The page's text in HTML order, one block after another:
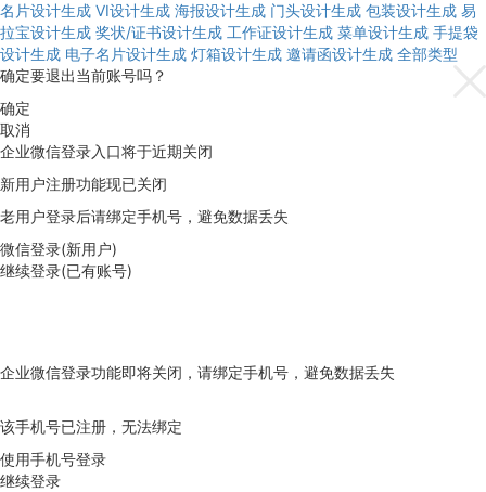
名片设计生成 VI设计生成 海报设计生成 门头设计生成 包装设计生成 易
拉宝设计生成 奖状/证书设计生成 工作证设计生成 菜单设计生成 手提袋
设计生成 电子名片设计生成 灯箱设计生成 邀请函设计生成 全部类型
确定要退出当前账号吗？
确定
取消
企业微信登录入口将于近期关闭
新用户注册功能现已关闭
老用户登录后请绑定手机号，避免数据丢失
微信登录(新用户)
继续登录(已有账号)
企业微信登录功能即将关闭，请绑定手机号，避免数据丢失
该手机号已注册，无法绑定
使用手机号登录
继续登录